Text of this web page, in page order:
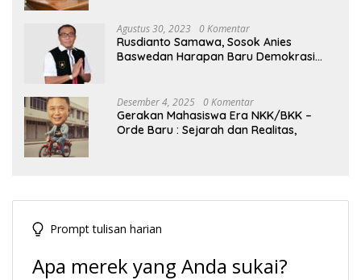
Agustus 30, 2023 0 Komentar
Rusdianto Samawa, Sosok Anies
Baswedan Harapan Baru Demokrasi
Desember 4, 2025 0 Komentar
Gerakan Mahasiswa Era NKK/BKK –
Orde Baru : Sejarah dan Realitas,
Prompt tulisan harian
Apa merek yang Anda sukai?